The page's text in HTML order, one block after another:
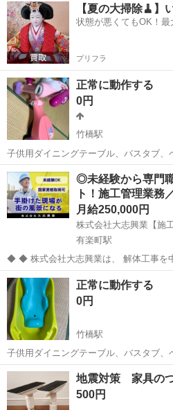
カベ紙用カッターナイフ【夏の大掃除🧹】
状態が悪くてもOK！最
プリフラ
正常に動作する
0円
竹橋駅
子供用ダイニングテーブル、バスタブ、
東京 千代田区 竹橋駅 その他
◎未経験から専門
ト！施工管理業
月給250,000円
株式会社大志興業【施
有楽町駅
◆ ◆ 株式会社大志興業は、 解体工事を中心に内装工事やリノベーシ
ョン工事まで幅広く手掛ける総合建設
ど多様な現場に対応し、解体から施工、
ています。 20代～40代の...
東京 千代田区 有楽町駅
正常に動作する
0円
竹橋駅
子供用ダイニングテーブル、バスタブ、
東京 千代田区 竹橋駅 その他
地震対策 家具の
500円